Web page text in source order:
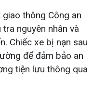
giao thông Công an
nguyên nhân và
Chiếc xe bị nạn sau
để đảm bảo an
tiện lưu thông qua